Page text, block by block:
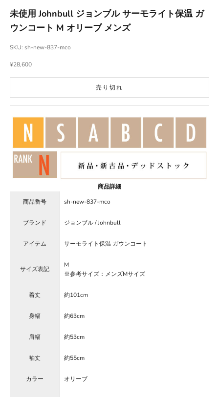
未使用 Johnbull ジョンブル サーモライト保温 ガ
ウンコート M オリーブ メンズ
SKU: sh-new-837-mco
セール価格
¥28,600
売り切れ
商品詳細
商品番号
sh-new-837-mco
ブランド ジョンブル / Johnbull
アイテム サーモライト保温 ガウンコート
サイズ表記
M
※参考サイズ：メンズMサイズ
着丈 約101cm
身幅 約63cm
肩幅 約53cm
袖丈 約55cm
カラー オリーブ